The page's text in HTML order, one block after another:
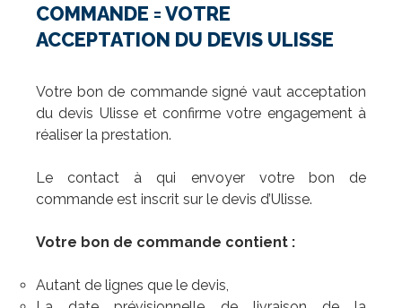
COMMANDE = VOTRE
ACCEPTATION DU DEVIS ULISSE
Votre bon de commande signé vaut acceptation
du devis Ulisse et confirme votre engagement à
réaliser la prestation.
Le contact à qui envoyer votre bon de
commande est inscrit sur le devis d’Ulisse.
Votre bon de commande contient :
Autant de lignes que le devis,